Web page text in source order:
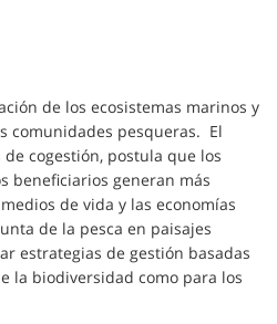
de los ecosistemas marinos y
comunidades pesqueras. El
cogestión, postula que los
beneficiarios generan más
de vida y las economías
de la pesca en paisajes
estrategias de gestión basadas
la biodiversidad como para los